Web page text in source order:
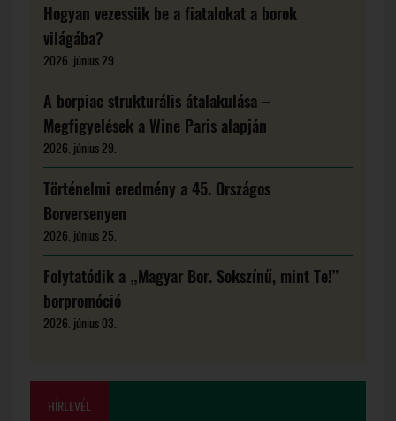
Hogyan vezessük be a fiatalokat a borok
világába?
2026. június 29.
A borpiac strukturális átalakulása –
Megfigyelések a Wine Paris alapján
2026. június 29.
Történelmi eredmény a 45. Országos
Borversenyen
2026. június 25.
Folytatódik a „Magyar Bor. Sokszínű, mint Te!”
borpromóció
2026. június 03.
HÍRLEVÉL